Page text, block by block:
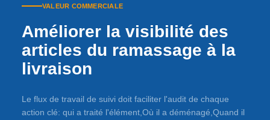
VALEUR COMMERCIALE
Améliorer la visibilité des
articles du ramassage à la
livraison
Le flux de travail de suivi doit faciliter l'audit de chaque
action clé: qui a traité l'élément,Où il a déménagé,Quand il